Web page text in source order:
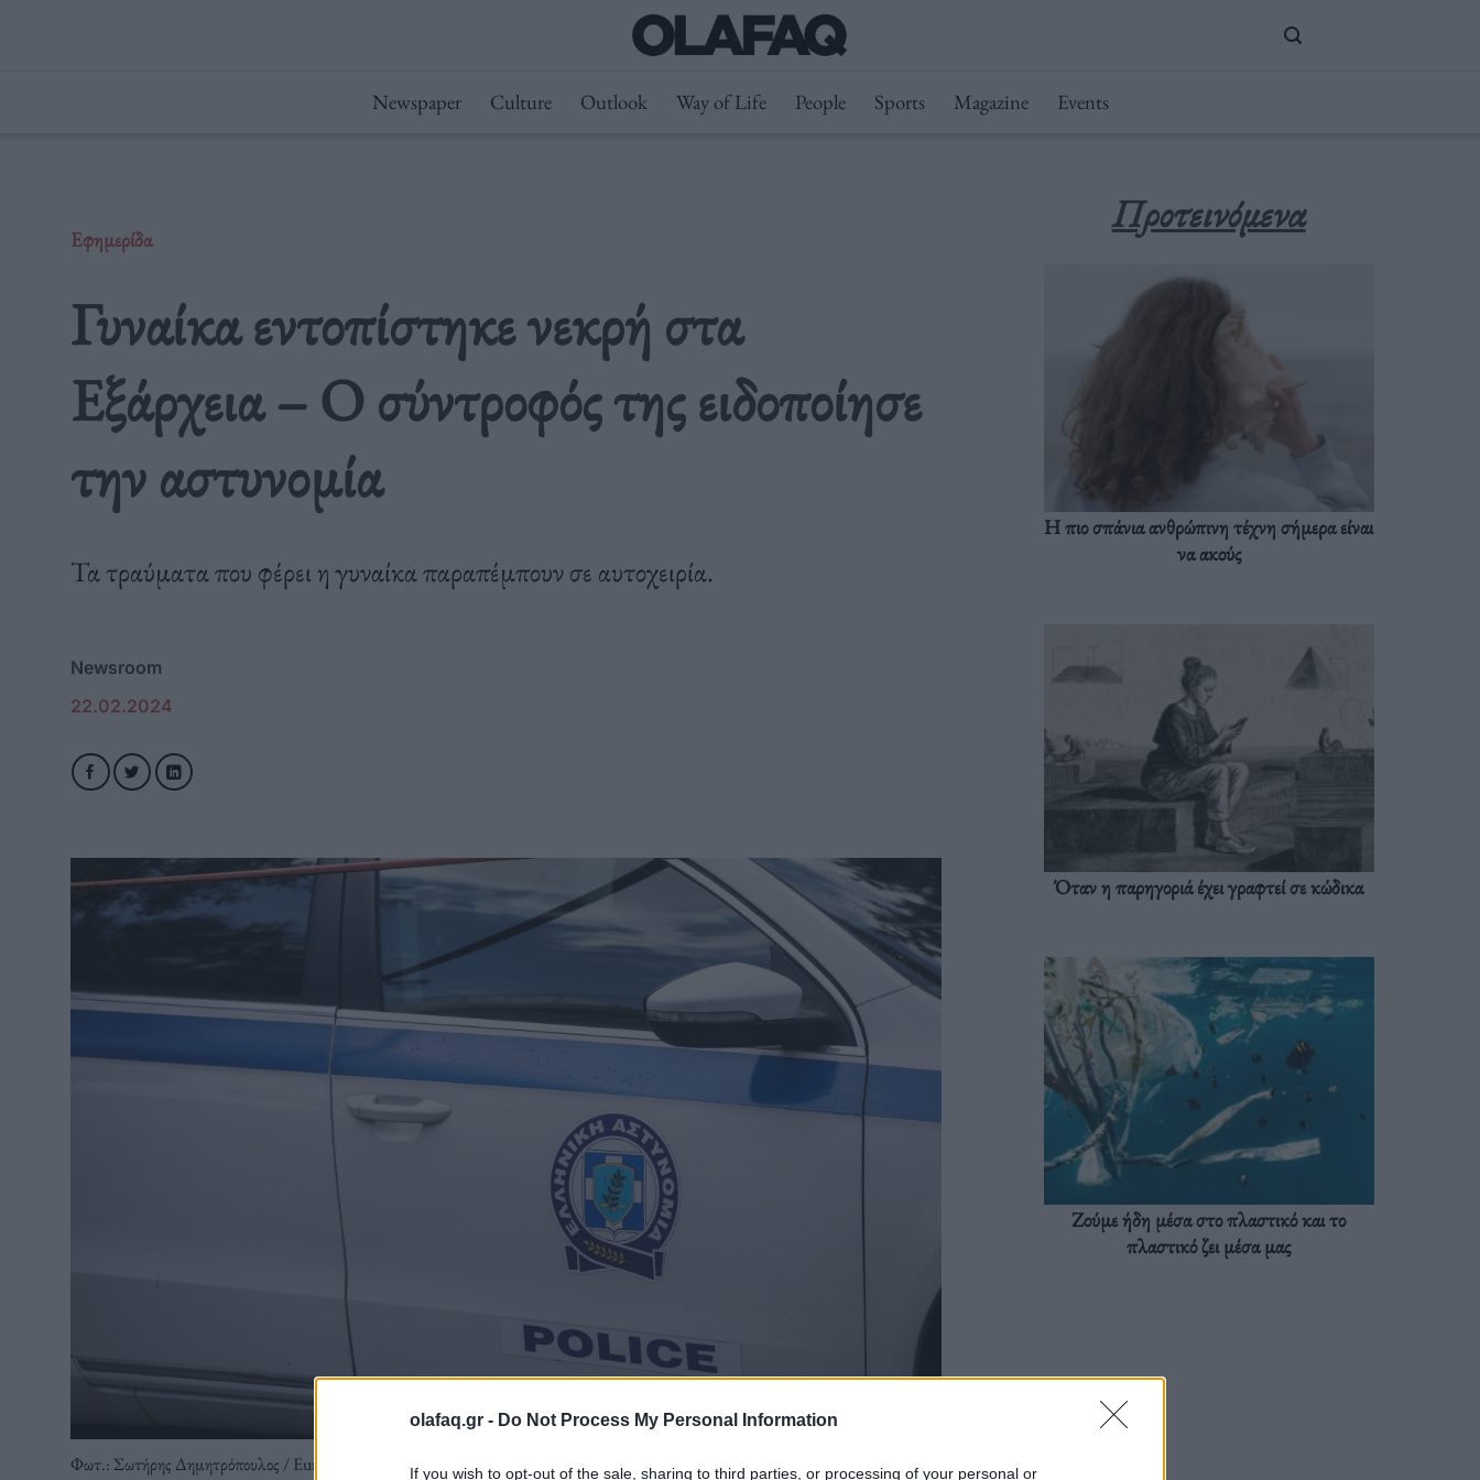
olafaq.gr - Do Not Process My Personal Information
If you wish to opt-out of the sale, sharing to third parties, or processing of your personal or
Newspaper Culture Outlook Way of Life People Sports Magazine Events
Εφημερίδα
Γυναίκα εντοπίστηκε νεκρή στα
Εξάρχεια – Ο σύντροφός της ειδοποίησε
την αστυνομία
Τα τραύματα που φέρει η γυναίκα παραπέμπουν σε αυτοχειρία.
Newsroom
22.02.2024
Φωτ.: Σωτήρης Δημητρόπουλος / Eurokinissi
Προτεινόμενα
Η πιο σπάνια ανθρώπινη τέχνη σήμερα είναι
να ακούς
Όταν η παρηγοριά έχει γραφτεί σε κώδικα
Ζούμε ήδη μέσα στο πλαστικό και το
πλαστικό ζει μέσα μας